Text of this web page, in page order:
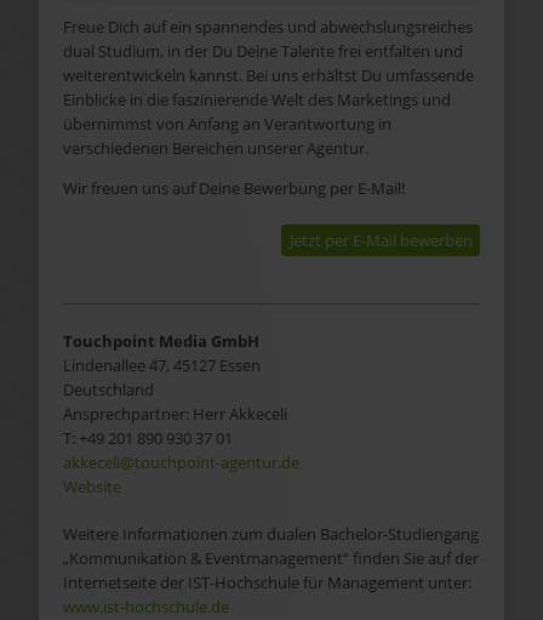
Freue Dich auf ein spannendes und abwechslungsreiches
dual Studium, in der Du Deine Talente frei entfalten und
weiterentwickeln kannst. Bei uns erhältst Du umfassende
Einblicke in die faszinierende Welt des Marketings und
übernimmst von Anfang an Verantwortung in
verschiedenen Bereichen unserer Agentur.
Wir freuen uns auf Deine Bewerbung per E-Mail!
Jetzt per E-Mail bewerben
Touchpoint Media GmbH
Lindenallee 47, 45127 Essen
Deutschland
Ansprechpartner: HerrAkkeceli
T: +49 201 890 930 37 01
akkeceli@touchpoint-agentur.de
Website
Weitere Informationen zum dualen Bachelor-Studiengang
„Kommunikation & Eventmanagement“ finden Sie auf der
Internetseite der IST-Hochschule für Management unter:
www.ist-hochschule.de